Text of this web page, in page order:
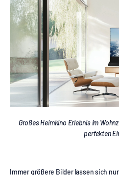
Großes Heimkino Erlebnis im
perfekten
Immer größere Bilder lassen sich